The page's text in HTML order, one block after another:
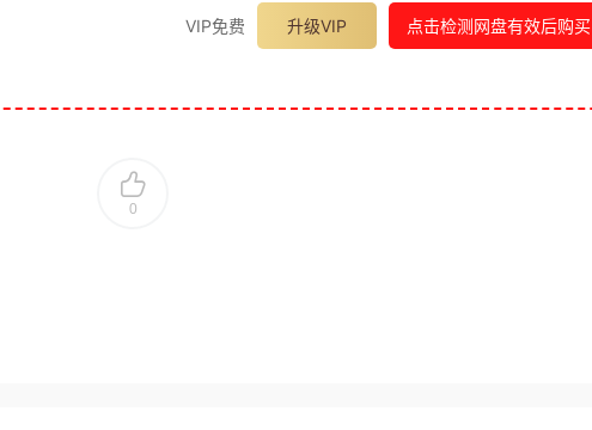
VIP免费 升级VIP 点击检测网盘有效后购买
0